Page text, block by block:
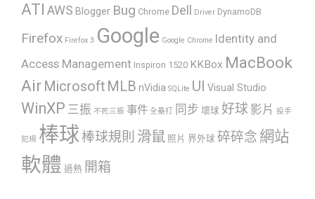
ATI AWS Blogger Bug Chrome Dell Driver DynamoDB
Firefox Firefox 3 Google Google Chrome
Identity and
Access Management Inspiron 1520 KKBox MacBook
Air Microsoft MLB nVidia SQLite UI Visual Studio
WinXP 三振 不死三振 事件 全壘打 同步 壞球 好球 影片 投手
犯規 棒球棒球規則 滑鼠 照片 界外球 碎碎念 網站
軟體 過熱 開箱